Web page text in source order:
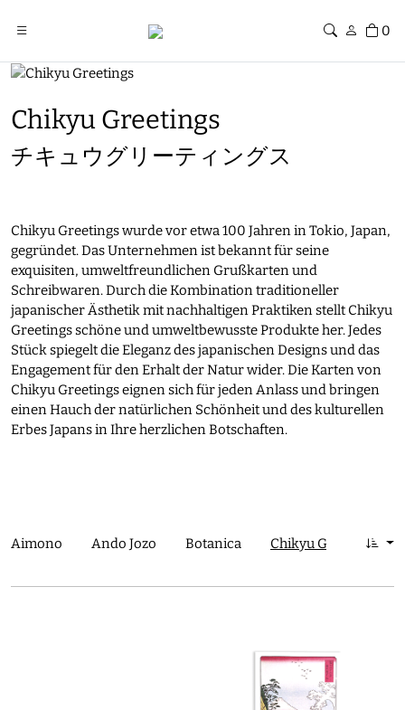
0
Chikyu Greetings
チキュウグリーティングス
Chikyu Greetings wurde vor etwa 100 Jahren in Tokio, Japan,
gegründet. Das Unternehmen ist bekannt für seine
exquisiten, umweltfreundlichen Grußkarten und
Schreibwaren. Durch die Kombination traditioneller
japanischer Ästhetik mit nachhaltigen Praktiken stellt Chikyu
Greetings schöne und umweltbewusste Produkte her. Jedes
Stück spiegelt die Eleganz des japanischen Designs und das
Engagement für den Erhalt der Natur wider. Die Karten von
Chikyu Greetings eignen sich für jeden Anlass und bringen
einen Hauch der natürlichen Schönheit und des kulturellen
Erbes Japans in Ihre herzlichen Botschaften.
Aimono Ando Jozo Botanica Chikyu Greetings